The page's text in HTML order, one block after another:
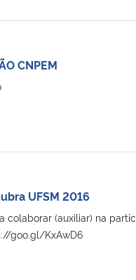
CNPEM
UFSM 2016
(auxiliar) na
goo.gl/KxAwD6